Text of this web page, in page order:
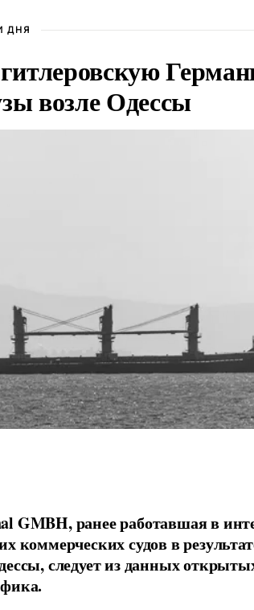
ДНЯ
возле Одессы
ранее работавшая в
коммерческих судов в
следует из данных